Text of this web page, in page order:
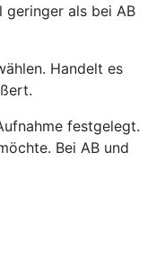
geringer als bei AB
Handelt es
festgelegt.
Bei AB und